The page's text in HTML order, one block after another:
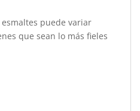
puede variar
que sean lo más fieles